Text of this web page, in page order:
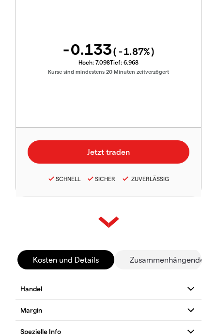
-0.133( -1.87%)
Hoch: 7.098Tief: 6.968
Kurse sind mindestens 20 Minuten zeitverzögert
SCHNELL SICHER ZUVERLÄSSIG
Kosten und Details Zusammenhängende